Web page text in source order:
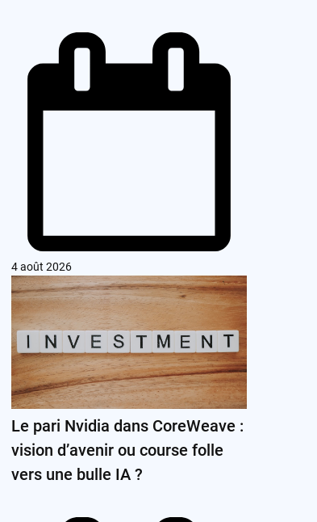
4 août 2026
Le pari Nvidia dans CoreWeave :
vision d’avenir ou course folle
vers une bulle IA ?